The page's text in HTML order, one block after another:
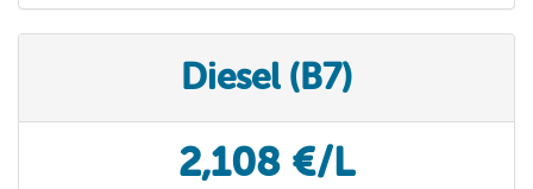
Diesel (B7)
2,108 €/L